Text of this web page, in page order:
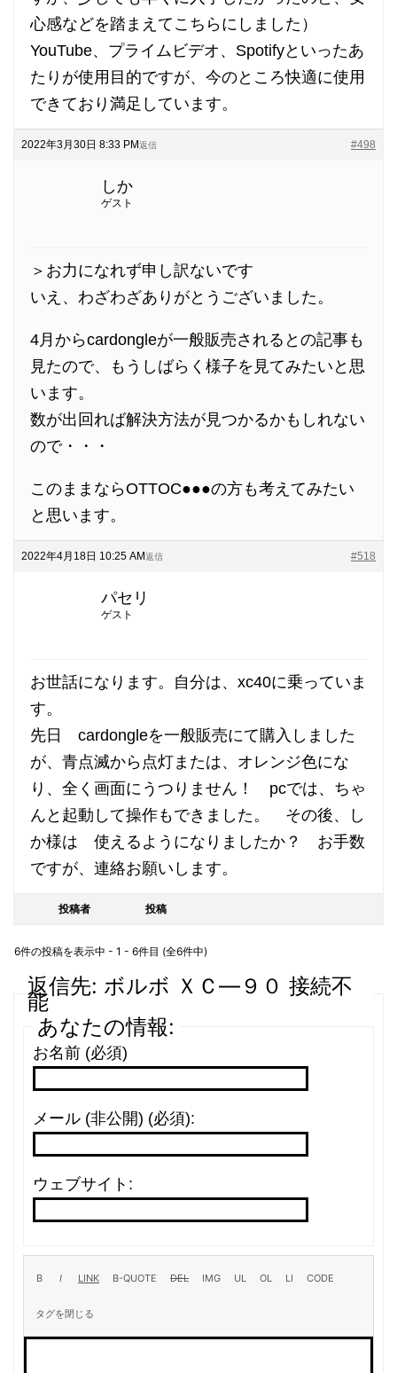
心感などを踏まえてこちらにしました）
YouTube、プライムビデオ、Spotifyといったあ
たりが使用目的ですが、今のところ快適に使用
できており満足しています。
2022年3月30日 8:33 PM #498
返信
しか
ゲスト
＞お力になれず申し訳ないです
いえ、わざわざありがとうございました。
4月からcardongleが一般販売されるとの記事も
見たので、もうしばらく様子を見てみたいと思
います。
数が出回れば解決方法が見つかるかもしれない
ので・・・
このままならOTTOC●●●の方も考えてみたい
と思います。
2022年4月18日 10:25 AM #518
返信
パセリ
ゲスト
お世話になります。自分は、xc40に乗っていま
す。
先日 cardongleを一般販売にて購入しました
が、青点滅から点灯または、オレンジ色にな
り、全く画面にうつりません！ pcでは、ちゃ
んと起動して操作もできました。 その後、し
か様は 使えるようになりましたか？ お手数
ですが、連絡お願いします。
投稿者 投稿
6件の投稿を表示中 - 1 - 6件目 (全6件中)
返信先: ボルボ ＸＣ―９０ 接続不
能
あなたの情報:
お名前 (必須)
メール (非公開) (必須):
ウェブサイト: